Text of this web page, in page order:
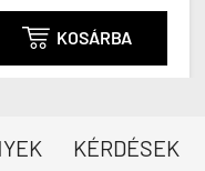
 KOSÁRBA
KÉRDÉSEK